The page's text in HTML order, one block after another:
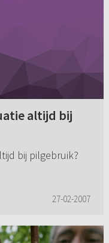
altijd bij
bij pilgebruik?
27-02-2007